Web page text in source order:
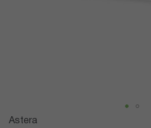
Преминете
Astera